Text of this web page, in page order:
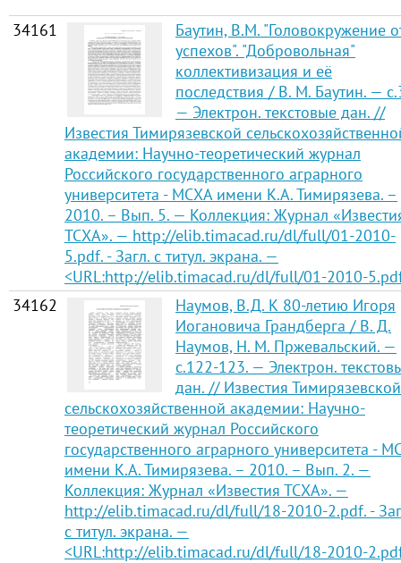
34161
Баутин, В.М. "Головокружение
успехов". "Добровольная"
коллективизация и её
последствия / В. М. Баутин. —
— Электрон. текстовые дан. //
Известия Тимирязевской
академии: Научно-теоретический журнал
Российского государственного аграрного
университета - МСХА имени К.А. Тимирязева. –
2010. – Вып. 5. — Коллекция: Журнал
ТСХА». — http://elib.timacad.ru/dl/full/01-2010-
5.pdf. - Загл. с титул. экрана. —
<URL:http://elib.timacad.ru/dl/full/01-2010-
34162
Наумов, В.Д. К 80-летию Игоря
Иогановича Грандберга / В. Д.
Наумов, Н. М. Пржевальский. —
с.122-123. — Электрон.
дан. // Известия Тимирязевской
сельскохозяйственной академии: Научно-
теоретический журнал Российского
государственного аграрного университета -
имени К.А. Тимирязева. – 2010. – Вып. 2. —
Коллекция: Журнал «Известия ТСХА». —
http://elib.timacad.ru/dl/full/18-2010-2.pdf. -
с титул. экрана. —
<URL:http://elib.timacad.ru/dl/full/18-2010-